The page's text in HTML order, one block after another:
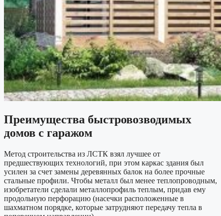
Преимущества быстровозводимых
домов с гаражом
Метод строительства из ЛСТК взял лучшее от
предшествующих технологий, при этом каркас здания был
усилен за счет замены деревянных балок на более прочные
стальные профили. Чтобы металл был менее теплопроводным,
изобретатели сделали металлопрофиль теплым, придав ему
продольную перфорацию (насечки расположенные в
шахматном порядке, которые затрудняют передачу тепла в